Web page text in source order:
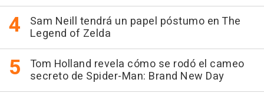
Sam Neill tendrá un papel póstumo en The
Legend of Zelda
Tom Holland revela cómo se rodó el cameo
secreto de Spider-Man: Brand New Day